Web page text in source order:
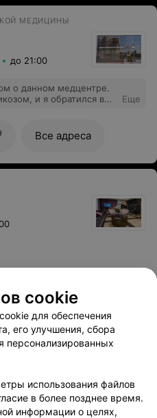
МЕДИЦИНЫ
до 21:00
о данном медцентре.
и я обратился в
и я быстро
не беспокоит, а я
отдыхом.
Еще
Все адреса
cookie
для обеспечения
его улучшения, сбора
персонализированных
использования файлов
в более позднее время.
информации о целях,